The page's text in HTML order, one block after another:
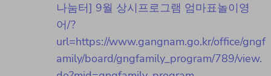
나눔터] 9월 상시프로그램 엄마표놀이영
어/?
url=https://www.gangnam.go.kr/office/gngf
amily/board/gngfamily_program/789/view.